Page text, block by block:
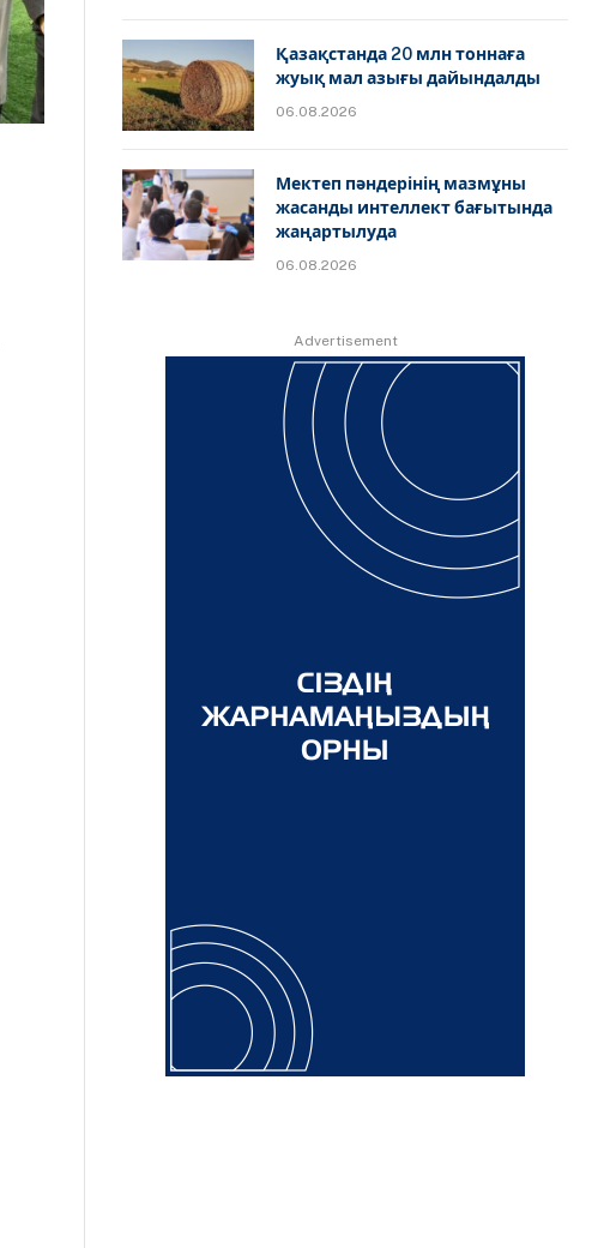
Қазақстанда 20 млн тоннаға
жуық мал азығы дайындалды
06.08.2026
Мектеп пәндерінің мазмұны
жасанды интеллект бағытында
жаңартылуда
06.08.2026
Advertisement